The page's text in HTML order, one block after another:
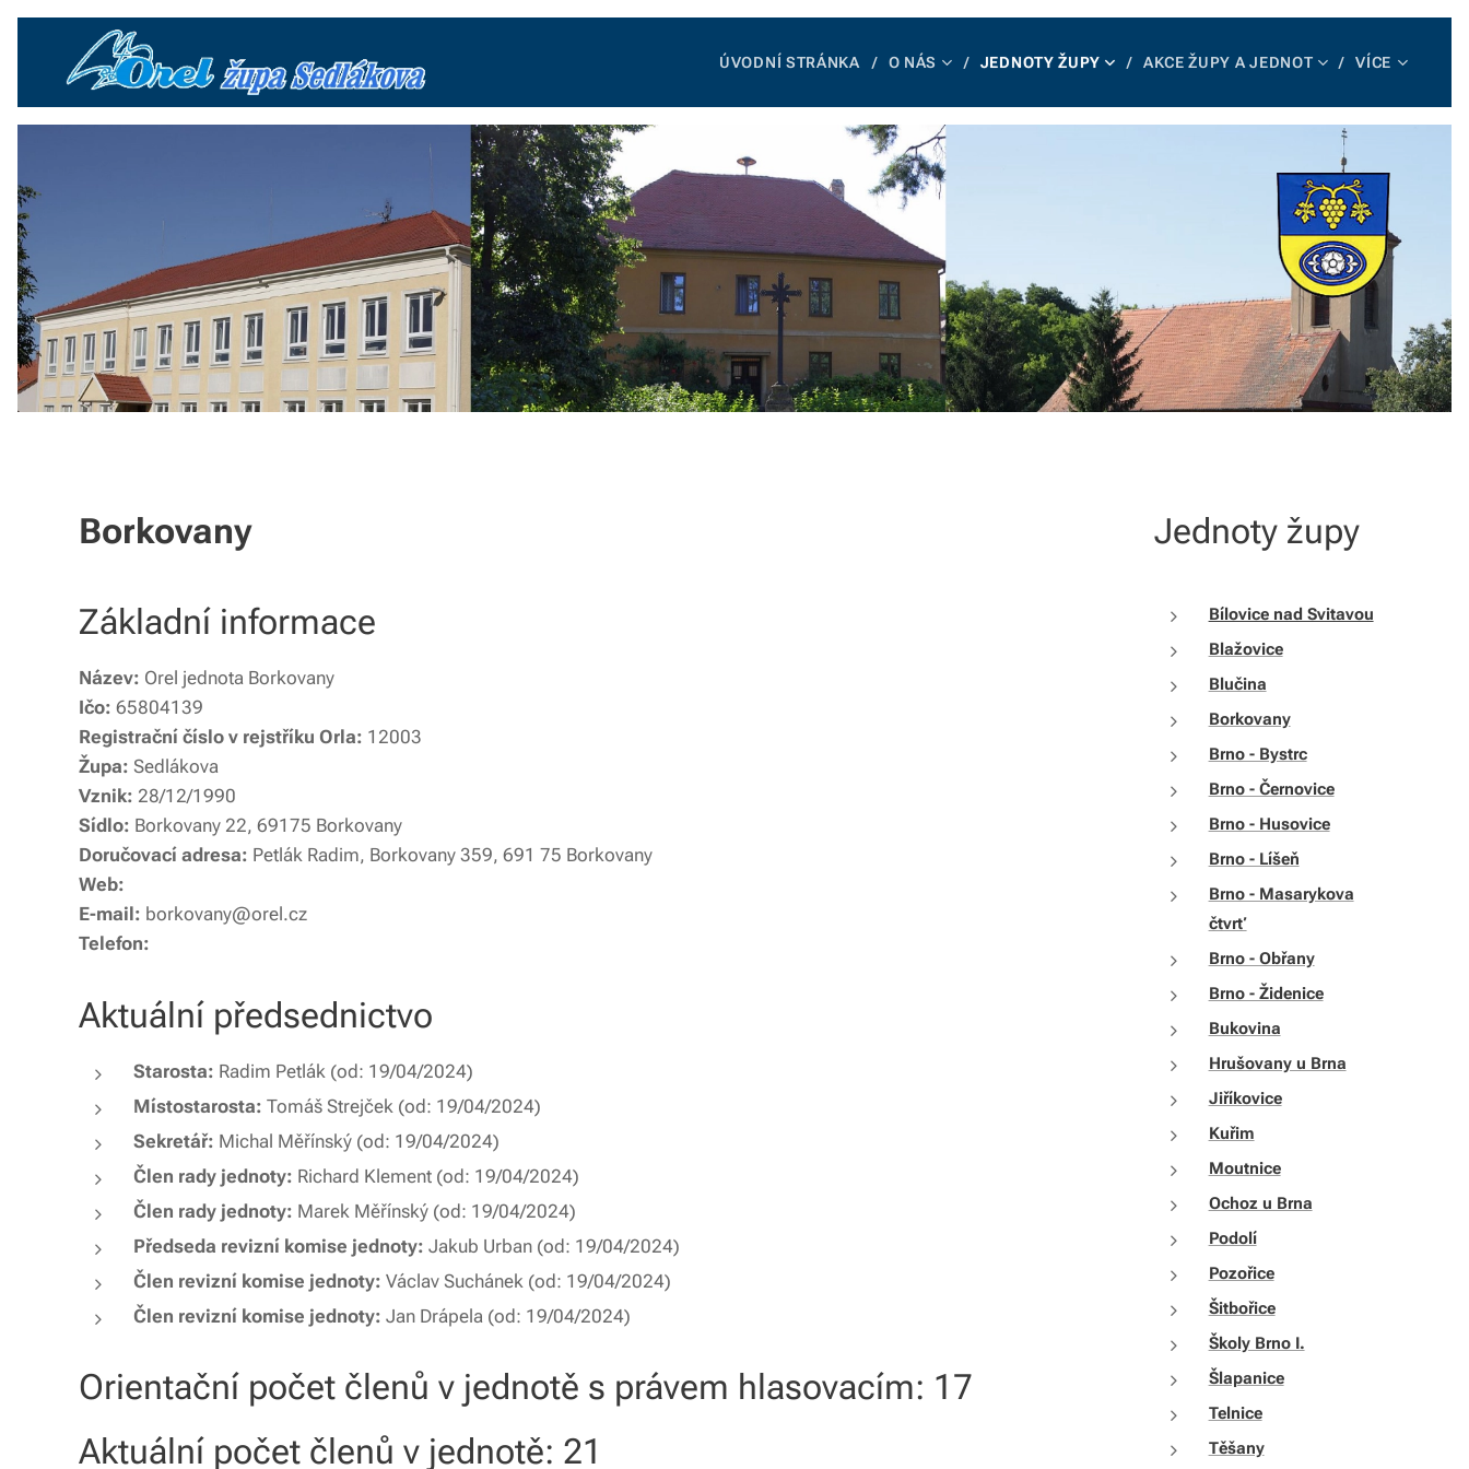
ÚVODNÍ STRÁNKA O NÁS JEDNOTY ŽUPY AKCE ŽUPY A JEDNOT VÍCE
Borkovany
Základní informace
Název: Orel jednota Borkovany
Ičo: 65804139
Registrační číslo v rejstříku Orla: 12003
Župa: Sedlákova
Vznik: 28/12/1990
Sídlo: Borkovany 22, 69175 Borkovany
Doručovací adresa: Petlák Radim, Borkovany 359, 691 75 Borkovany
Web:
E-mail: borkovany@orel.cz
Telefon:
Aktuální předsednictvo
Starosta: Radim Petlák (od: 19/04/2024)
Místostarosta: Tomáš Strejček (od: 19/04/2024)
Sekretář: Michal Měřínský (od: 19/04/2024)
Člen rady jednoty: Richard Klement (od: 19/04/2024)
Člen rady jednoty: Marek Měřínský (od: 19/04/2024)
Předseda revizní komise jednoty: Jakub Urban (od: 19/04/2024)
Člen revizní komise jednoty: Václav Suchánek (od: 19/04/2024)
Člen revizní komise jednoty: Jan Drápela (od: 19/04/2024)
Orientační počet členů v jednotě s právem hlasovacím: 17
Aktuální počet členů v jednotě: 21
Jednoty župy
Bílovice nad Svitavou
Blažovice
Blučina
Borkovany
Brno - Bystrc
Brno - Černovice
Brno - Husovice
Brno - Líšeň
Brno - Masarykova
čtvrť
Brno - Obřany
Brno - Židenice
Bukovina
Hrušovany u Brna
Jiříkovice
Kuřim
Moutnice
Ochoz u Brna
Podolí
Pozořice
Šitbořice
Školy Brno I.
Šlapanice
Telnice
Těšany